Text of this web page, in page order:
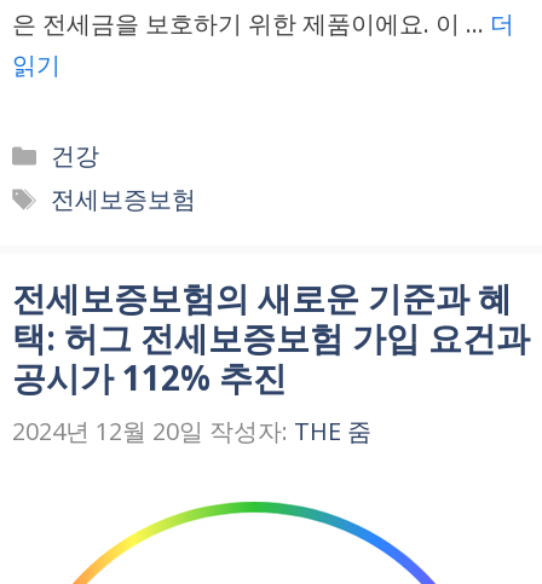
은 전세금을 보호하기 위한 제품이에요. 이 … 더
읽기
카
테
건강
태
전세보증보험
전세보증보험의 새로운 기준과 혜
택: 허그 전세보증보험 가입 요건과
공시가 112% 추진
2024년 12월 20일 작성자: THE 줌